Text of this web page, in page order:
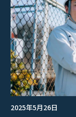
2025年5月26日